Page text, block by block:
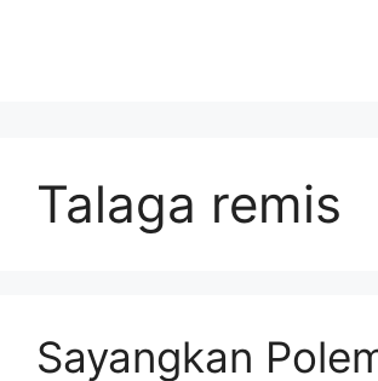
Talaga remis
Sayangkan